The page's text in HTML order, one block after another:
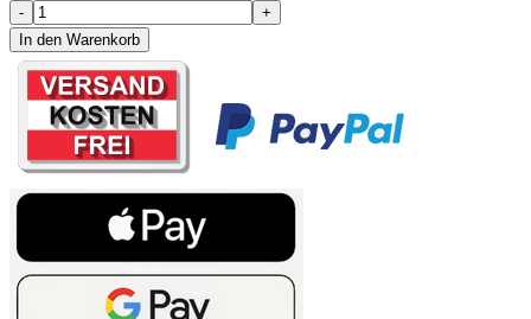
-
+
In den Warenkorb